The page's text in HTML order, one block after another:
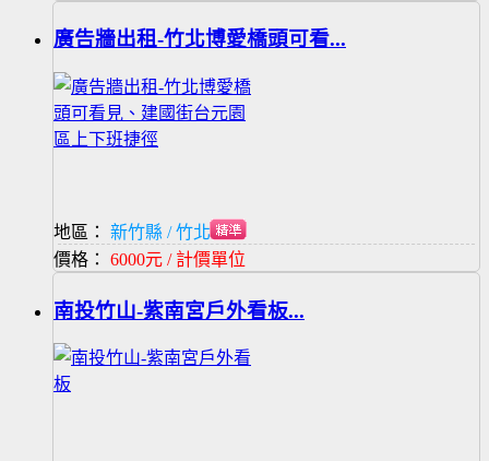
廣告牆出租-竹北博愛橋頭可看...
地區：
新竹縣 / 竹北市
價格： 6000元 / 計價單位
南投竹山-紫南宮戶外看板...